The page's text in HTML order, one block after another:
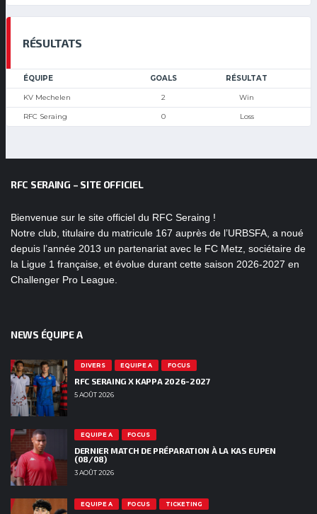
RÉSULTATS
ÉQUIPE GOALS RÉSULTAT
KV Mechelen 2 Win
RFC Seraing 0 Loss
RFC SERAING – SITE OFFICIEL
Bienvenue sur le site officiel du RFC Seraing !
Notre club, titulaire du matricule 167 auprès de l’URBSFA, a noué
depuis l’année 2013 un partenariat avec le FC Metz, sociétaire de
la Ligue 1 française, et évolue durant cette saison 2026-2027 en
Challenger Pro League.
NEWS ÉQUIPE A
DIVERS EQUIPE A FOCUS
RFC SERAING X KAPPA 2026-2027
5 AOÛT 2026
EQUIPE A FOCUS
DERNIER MATCH DE PRÉPARATION À LA KAS EUPEN
(08/08)
3 AOÛT 2026
EQUIPE A FOCUS TICKETING